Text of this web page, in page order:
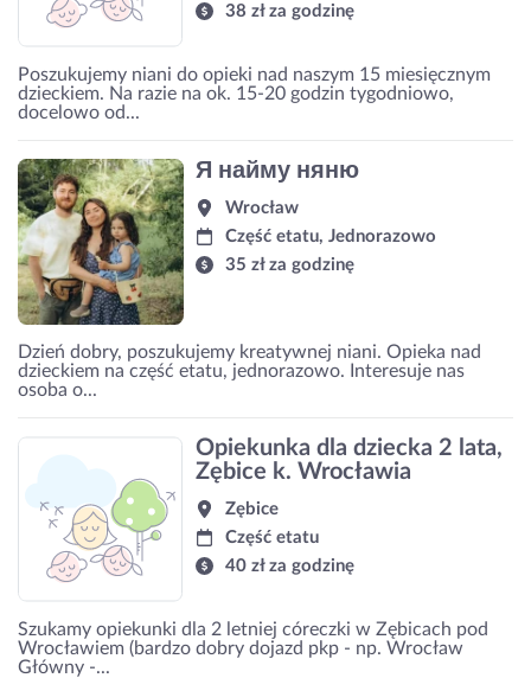
38 zł za godzinę
Poszukujemy niani do opieki nad naszym 15 miesięcznym
dzieckiem. Na razie na ok. 15-20 godzin tygodniowo,
docelowo od...
Я найму няню
Wrocław
Część etatu, Jednorazowo
35 zł za godzinę
Dzień dobry, poszukujemy kreatywnej niani. Opieka nad
dzieckiem na część etatu, jednorazowo. Interesuje nas
osoba o...
Opiekunka dla dziecka 2 lata,
Zębice k. Wrocławia
Zębice
Część etatu
40 zł za godzinę
Szukamy opiekunki dla 2 letniej córeczki w Zębicach pod
Wrocławiem (bardzo dobry dojazd pkp - np. Wrocław
Główny -...